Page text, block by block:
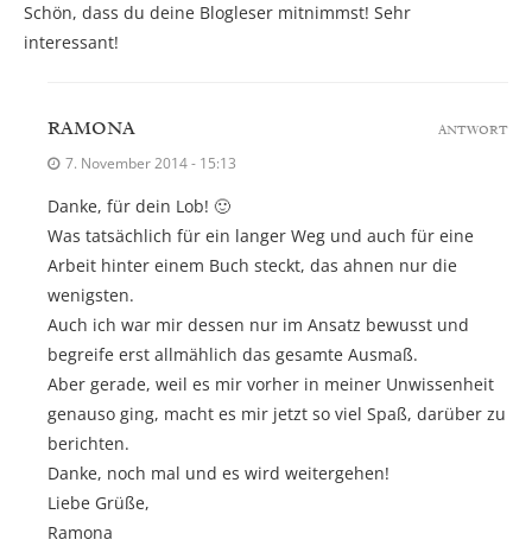
Schön, dass du deine Blogleser mitnimmst! Sehr
interessant!
RAMONA
7. November 2014 - 15:13
Danke, für dein Lob! 🙂
Was tatsächlich für ein langer Weg und auch für eine
Arbeit hinter einem Buch steckt, das ahnen nur die
wenigsten.
Auch ich war mir dessen nur im Ansatz bewusst und
begreife erst allmählich das gesamte Ausmaß.
Aber gerade, weil es mir vorher in meiner Unwissenheit
genauso ging, macht es mir jetzt so viel Spaß, darüber zu
berichten.
Danke, noch mal und es wird weitergehen!
Liebe Grüße,
Ramona
ANTWORT